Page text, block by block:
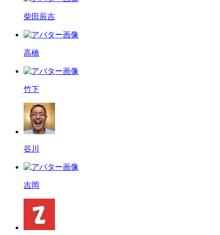
柴田辰吉
高橋
竹下
谷川
吉岡